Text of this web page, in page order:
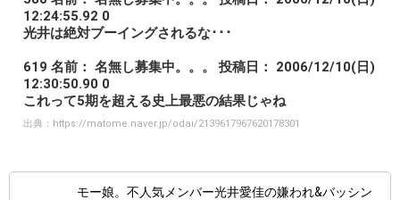
12:24:55.92 0
光井は絶対ブーイングされるな･･･
619 名前： 名無し募集中。。。 投稿日： 2006/12/10(日)
12:30:50.90 0
これって5期を超える史上最悪の結果じゃね
出典： https://matome.naver.jp/odai/2139617967620178301
モー娘。不人気メンバー光井愛佳の嫌われ&バッシン